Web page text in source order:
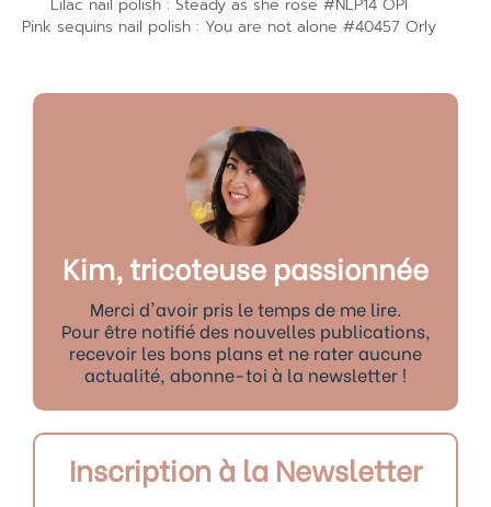
Lilac nail polish : Steady as she rose #NLP14 OPI
Pink sequins nail polish : You are not alone #40457 Orly
Kim, tricoteuse passionnée
Merci d'avoir pris le temps de me lire.
Pour être notifié des nouvelles publications,
recevoir les bons plans et ne rater aucune
actualité, abonne-toi à la newsletter !
Inscription à la Newsletter